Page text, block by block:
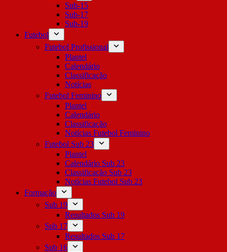
Sub-15
Sub-17
Sub-19
Futebol
Futebol Profissional
Plantel
Calendário
Classificação
Notícias
Futebol Feminino
Plantel
Calendário
Classificação
Notícias Futebol Feminino
Futebol Sub 23
Plantel
Calendário Sub 23
Classificação Sub 23
Notícias Futebol Sub 23
Formação
Sub 19
Resultados Sub 19
Sub 17
Resultados Sub 17
Sub 16